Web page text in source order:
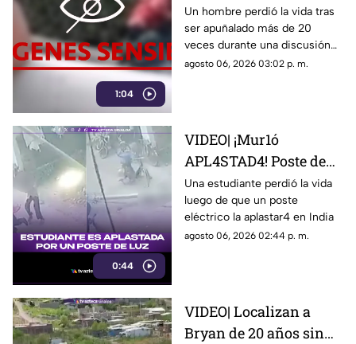
1:04
veces! Hombre es
as3s1n4d0 afuera de un
centro comercial
Un hombre perdió la vida tras
ser apuñalado más de 20
veces durante una discusión
en un centro comercial.
agosto 06, 2026 03:02 p. m.
0:44
VIDEO| ¡Mur1ó
APL4STAD4! Poste de
luz cae sobre
estudiante en plena
calle: esto pasó
Una estudiante perdió la vida
luego de que un poste
eléctrico la aplastar4 en India
agosto 06, 2026 02:44 p. m.
VIDEO| Localizan a
Bryan de 20 años sin